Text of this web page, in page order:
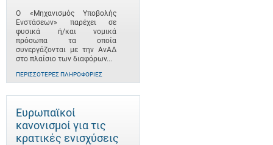
Ο «Μηχανισμός Υποβολής
Ενστάσεων» παρέχει σε
φυσικά ή/και νομικά
πρόσωπα τα οποία
συνεργάζονται με την ΑνΑΔ
στο πλαίσιο των διαφόρων...
ΠΕΡΙΣΣΌΤΕΡΕΣ ΠΛΗΡΟΦΟΡΊΕΣ
Ευρωπαϊκοί
κανονισμοί για τις
κρατικές ενισχύσεις